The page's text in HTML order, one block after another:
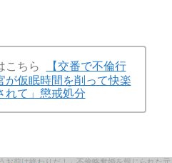
こちら
【交番で不倫行
が仮眠時間を削って快楽
れて」懲戒処分